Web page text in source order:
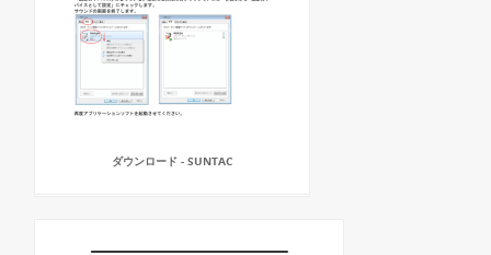
ダウンロード - SUNTAC